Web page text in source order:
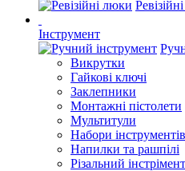
Інструмент
Викрутки
Гайкові ключі
Заклепники
Монтажні пістолети
Мультитули
Набори інструментів
Напилки та рашпілі
Різальний інстрімент